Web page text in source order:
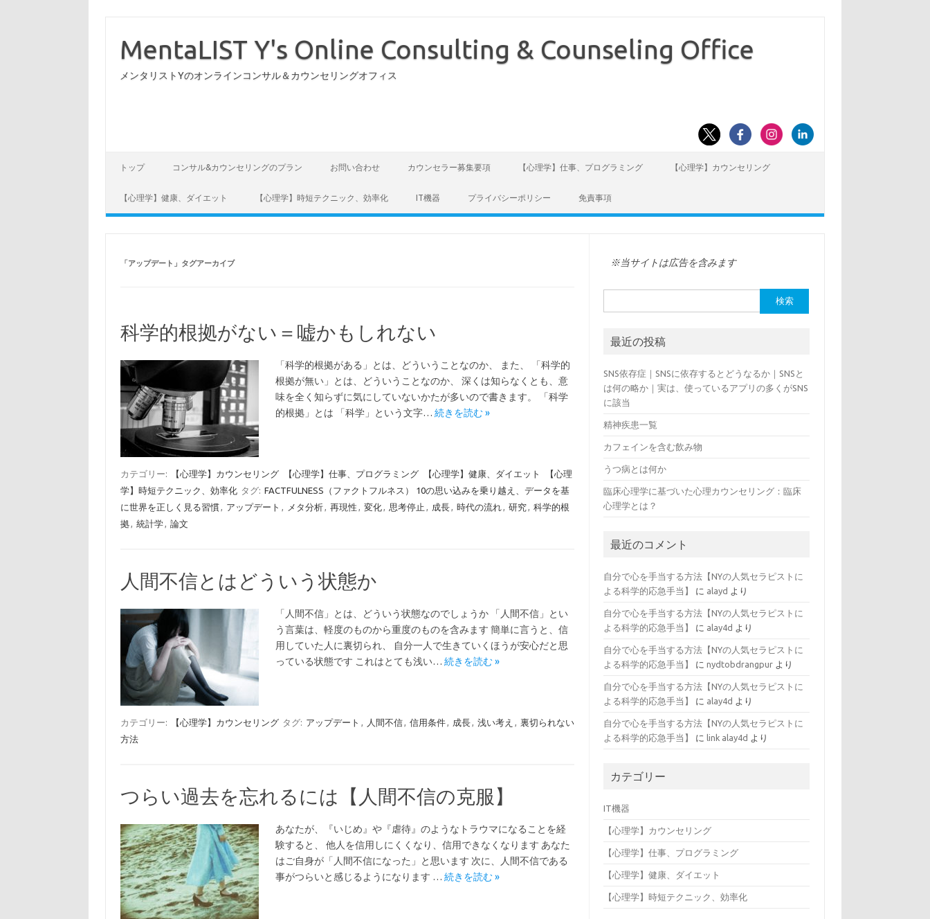
MentaLIST Y's Online Consulting & Counseling Office
メンタリストYのオンラインコンサル＆カウンセリングオフィス
トップ コンサル&カウンセリングのプラン お問い合わせ カウンセラー募集要項 【心理学】仕事、プログラミング 【心理学】カウンセリング
【心理学】健康、ダイエット 【心理学】時短テクニック、効率化 IT機器 プライバシーポリシー 免責事項
「アップデート 」タグアーカイブ
科学的根拠がない＝嘘かもしれない
「科学的根拠がある」とは、どういうことなのか、 また、 「科学的
根拠が無い」とは、どういうことなのか、 深くは知らなくとも、意
味を全く知らずに気にしていないかたが多いので書きます。 「科学
的根拠」とは 「科学」という文字… 続きを読む »
カテゴリー: 【心理学】カウンセリング 【心理学】仕事、プログラミング 【心理学】健康、ダイエット
【心理
学】時短テクニック、効率化 タグ: FACTFULNESS（ファクトフルネス） 10の思い込みを乗り越え、データを基
に世界を正しく見る習慣, アップデート , メタ分析, 再現性 , 変化, 思考停止 , 成長, 時代の流れ, 研究, 科学的根
拠, 統計学, 論文
人間不信とはどういう状態か
「人間不信」とは、どういう状態なのでしょうか 「人間不信」とい
う言葉は、軽度のものから重度のものを含みます 簡単に言うと、信
用していた人に裏切られ、 自分一人で生きていくほうが安心だと思
っている状態です これはとても浅い… 続きを読む »
カテゴリー: 【心理学】カウンセリング タグ: アップデート , 人間不信, 信用条件, 成長, 浅い考え , 裏切られない
方法
つらい過去を忘れるには【人間不信の克服】
あなたが、『いじめ』や『虐待』のようなトラウマになることを経
験すると、 他人を信用しにくくなり、信用できなくなります あなた
はご自身が「人間不信になった」と思います 次に、人間不信である
事がつらいと感じるようになります … 続きを読む »
※当サイトは広告を含みます
索:
最近の投稿
SNS依存症｜SNSに依存するとどうなるか｜SNSと
は何の略か｜実は、使っているアプリの多くがSNS
に該当
精神疾患一覧
カフェインを含む飲み物
うつ病とは何か
臨床心理学に基づいた心理カウンセリング：臨床
心理学とは？
最近のコメント
自分で心を手当する方法【NYの人気セラピストに
よる科学的応急手当】
に alayd より
自分で心を手当する方法【NYの人気セラピストに
よる科学的応急手当】
に alay4d より
自分で心を手当する方法【NYの人気セラピストに
よる科学的応急手当】
にnydtobdrangpur より
自分で心を手当する方法【NYの人気セラピストに
よる科学的応急手当】
に alay4d より
自分で心を手当する方法【NYの人気セラピストに
よる科学的応急手当】
に link alay4d より
カテゴリー
IT機器
【心理学】カウンセリング
【心理学】仕事、プログラミング
【心理学】健康、ダイエット
【心理学】時短テクニック、効率化